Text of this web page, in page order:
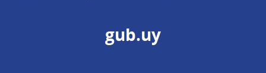
gub.uy